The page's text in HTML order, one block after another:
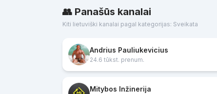
👥 Panašūs kanalai
Kiti lietuviški kanalai pagal kategorijas: Sveikata
Andrius Pauliukevicius
24.6 tūkst. prenum.
Mitybos Inžinerija